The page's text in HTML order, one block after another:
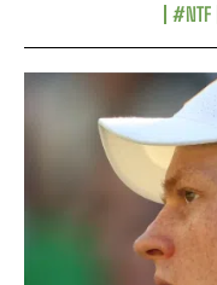
#NTF